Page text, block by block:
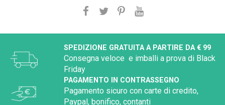
SPEDIZIONE GRATUITA A PARTIRE DA € 99
Consegna veloce e imballi a prova di Black
Friday
PAGAMENTO IN CONTRASSEGNO
Pagamento sicuro con carte di credito,
Paypal, bonifico, contanti